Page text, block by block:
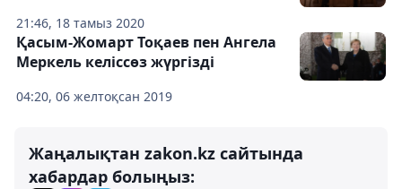
21:46, 18 тамыз 2020
04:20, 06 желтоқсан 2019
Қасым-Жомарт Тоқаев пен Ангела
Меркель келіссөз жүргізді
Жаңалықтан zakon.kz сайтында
хабардар болыңыз: